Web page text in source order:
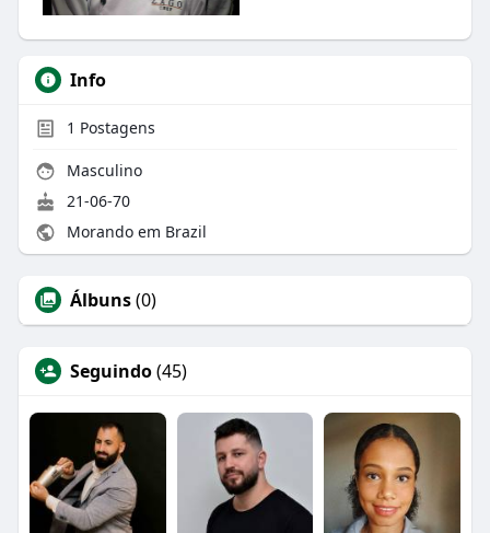
Info
1 Postagens
Masculino
21-06-70
Morando em Brazil
Álbuns(0)
Seguindo(45)